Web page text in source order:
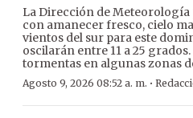
La Dirección de
con amanecer fresco, cielo
vientos del sur para este
oscilarán entre 11 a 25
tormentas en algunas zonas
Agosto 9, 2026 08:52 a. m. ·